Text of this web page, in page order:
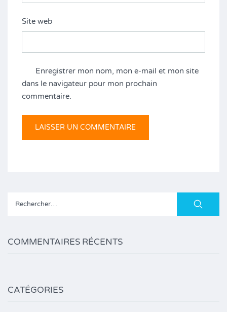
Site web
Enregistrer mon nom, mon e-mail et mon site
dans le navigateur pour mon prochain
commentaire.
Rechercher :
COMMENTAIRES RÉCENTS
CATÉGORIES